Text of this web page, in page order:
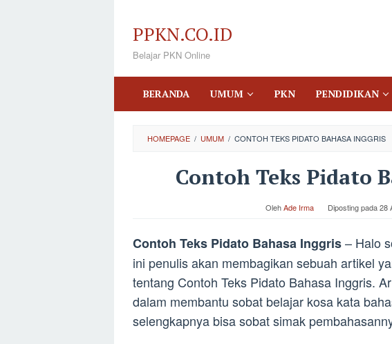
konten
PPKN.CO.ID
Belajar PKN Online
BERANDA UMUM PKN PENDIDIKAN
HOMEPAGE / UMUM / CONTOH TEKS PIDATO BAHASA INGGRIS
Contoh Teks Pidato
OlehAde Irma Diposting pada28
Contoh Teks Pidato Bahasa Inggris– Halo
ini penulis akan membagikan sebuah artikel
tentang Contoh Teks Pidato Bahasa Inggris.
dalam membantu sobat belajar kosa kata
selengkapnya bisa sobat simak